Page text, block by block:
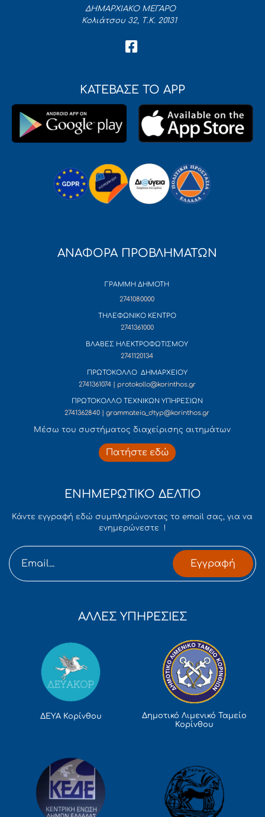
ΔΗΜΑΡΧΙΑΚΟ ΜΕΓΑΡΟ
Κολιάτσου 32, Τ.Κ. 20131
ΚΑΤΕΒΑΣΕ ΤΟ APP
ΑΝΑΦΟΡΑ ΠΡΟΒΛΗΜΑΤΩΝ
ΓΡΑΜΜΗ ΔΗΜΟΤΗ
2741080000
ΤΗΛΕΦΩΝΙΚΟ ΚΕΝΤΡΟ
2741361000
ΒΛΑΒΕΣ ΗΛΕΚΤΡΟΦΩΤΙΣΜΟΥ
2741120134
ΠΡΩΤΟΚΟΛΛΟ ΔΗΜΑΡΧΕΙΟΥ
2741361074 | protokollo@korinthos.gr
ΠΡΩΤΟΚΟΛΛΟ ΤΕΧΝΙΚΩΝ ΥΠΗΡΕΣΙΩΝ
2741362840 | grammateia_dtyp@korinthos.gr
Mέσω του συστήματος διαχείρισης αιτημάτων
Πατήστε εδώ
ΕΝΗΜΕΡΩΤΙΚΟ ΔΕΛΤΙΟ
Κάντε εγγραφή εδώ συμπληρώνοντας το email σας, για να
ενημερώνεστε !
Εγγραφή
ΑΛΛΕΣ ΥΠΗΡΕΣΙΕΣ
ΔΕΥΑ Κορίνθου
Δημοτικό Λιμενικό Ταμείο
Κορίνθου